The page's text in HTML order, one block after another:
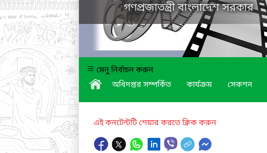
গণপ্রজাতন্ত্রী বাংলাদেশ সরকার
মেনু নির্বাচন করুন
অধিদপ্তর সম্পর্কিত
কার্যক্রম সেকশন
এই কনটেন্টটি শেয়ার করতে ক্লিক করুন